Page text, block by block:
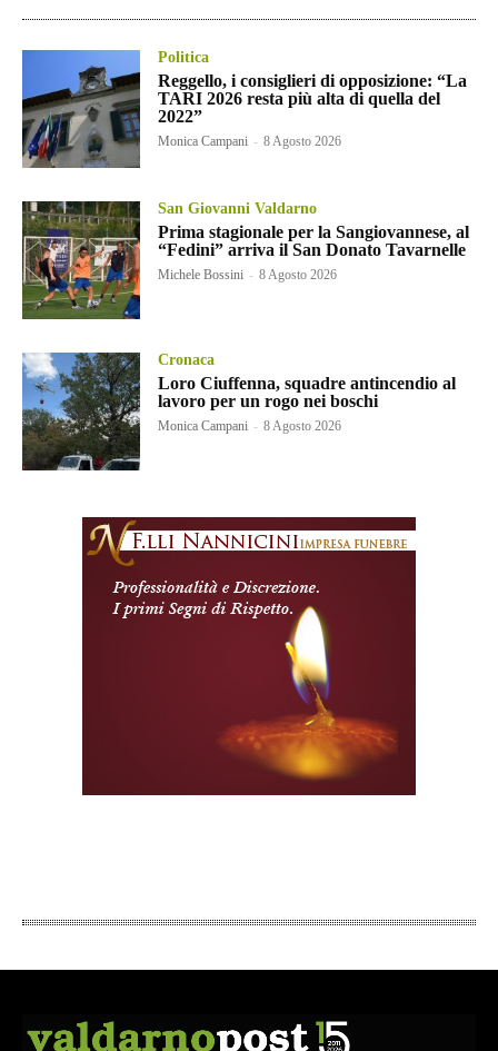
Politica
Reggello, i consiglieri di opposizione: “La
TARI 2026 resta più alta di quella del
2022”
Monica Campani - 8 Agosto 2026
San Giovanni Valdarno
Prima stagionale per la Sangiovannese, al
“Fedini” arriva il San Donato Tavarnelle
Michele Bossini - 8 Agosto 2026
Cronaca
Loro Ciuffenna, squadre antincendio al
lavoro per un rogo nei boschi
Monica Campani - 8 Agosto 2026